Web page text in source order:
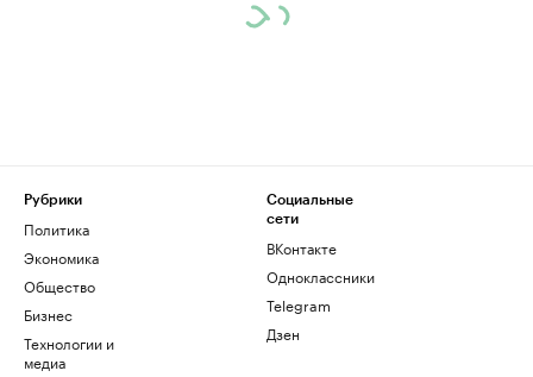
Рубрики
Политика
Экономика
Общество
Бизнес
Технологии и
медиа
Социальные
сети
ВКонтакте
Одноклассники
Telegram
Дзен